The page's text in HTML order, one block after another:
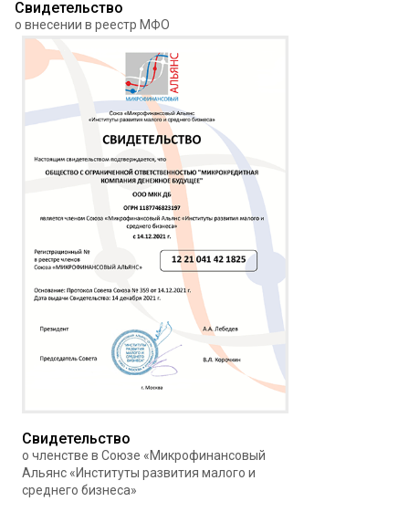
Свидетельство
о внесении в реестр МФО
Свидетельство
о членстве в Союзе «Микрофинансовый
Альянс «Институты развития малого и
среднего бизнеса»